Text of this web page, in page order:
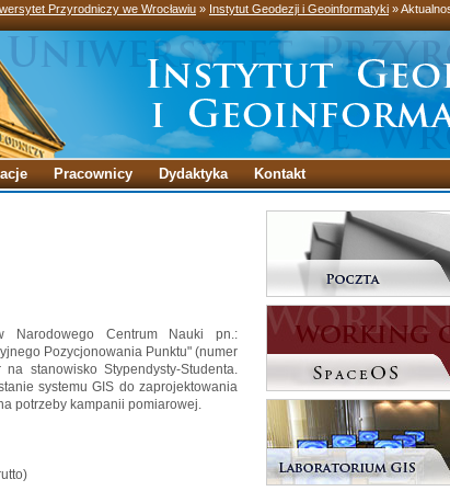
Przyrodniczy we Wrocławiu » Instytut Geodezji i Geoinformatyki »
Pracownicy Dydaktyka Kontakt
Narodowego Centrum Nauki pn.:
Pozycjonowania Punktu" (numer
stanowisko Stypendysty-Studenta.
systemu GIS do zaprojektowania
potrzeby kampanii pomiarowej.